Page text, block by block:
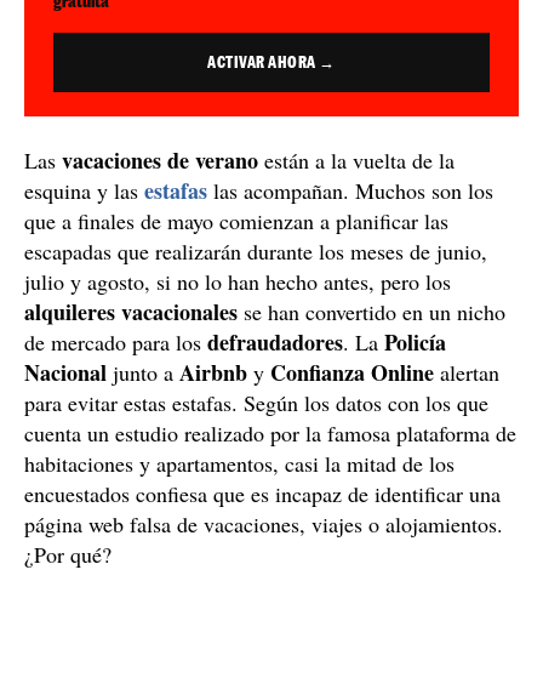
ACTIVAR AHORA →
Las vacaciones de verano están a la vuelta de la
esquina y las estafas las acompañan. Muchos son los
que a finales de mayo comienzan a planificar las
escapadas que realizarán durante los meses de junio,
julio y agosto, si no lo han hecho antes, pero los
alquileres vacacionales se han convertido en un nicho
de mercado para los defraudadores. La Policía
Nacional junto a Airbnb y Confianza Online alertan
para evitar estas estafas. Según los datos con los que
cuenta un estudio realizado por la famosa plataforma de
habitaciones y apartamentos, casi la mitad de los
encuestados confiesa que es incapaz de identificar una
página web falsa de vacaciones, viajes o alojamientos.
¿Por qué?